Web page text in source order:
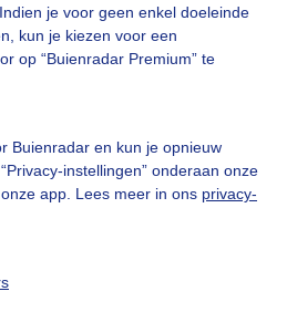
je voor geen enkel doeleinde
kun je kiezen voor een
op “Buienradar Premium” te
Buienradar en kun je opnieuw
instellingen” onderaan onze
app. Lees meer in ons privacy-